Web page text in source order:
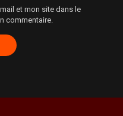
et mon site dans le
commentaire.